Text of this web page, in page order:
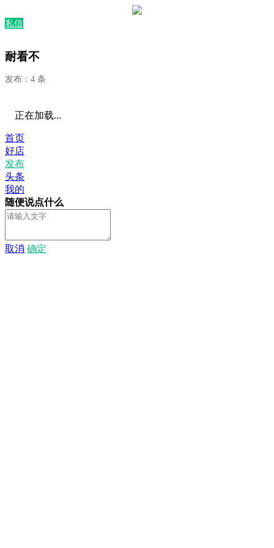
私信
耐看不
发布：4 条
正在加载...
首页
好店
发布
头条
我的
随便说点什么
取消 确定